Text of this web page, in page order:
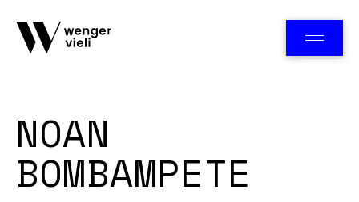
NOAN
BOMBAMPETE